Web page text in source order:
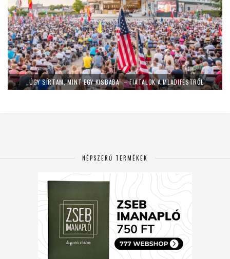
„ÚGY SÍRTAM, MINT EGY KISBABA” – FIATALOK A MLADIFESTRŐL
NÉPSZERŰ TERMÉKEK